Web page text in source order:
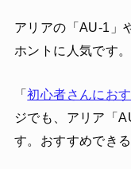
アリアの「AU-1」
ホントに人気です。
「初心者さんにお
ジでも、アリア「
す。おすすめでき